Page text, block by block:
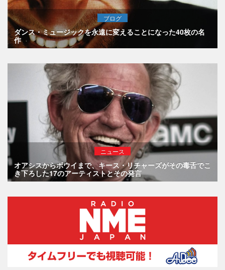
ブログ
ダンス・ミュージックを永遠に変えることになった40枚の名
作
ニュース
オアシスからボウイまで、キース・リチャーズがその毒舌でこ
き下ろした17のアーティストとその発言